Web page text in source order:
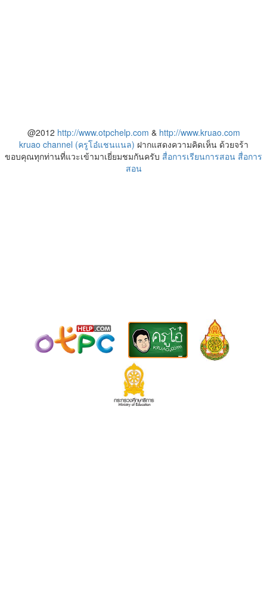
@2012 http://www.otpchelp.com & http://www.kruao.com
kruao channel (ครูโอ๋แชนแนล) ฝากแสดงความคิดเห็น ด้วยจร้า
ขอบคุณทุกท่านที่แวะเข้ามาเยี่ยมชมกันครับ สื่อการเรียนการสอน สื่อการ
สอน